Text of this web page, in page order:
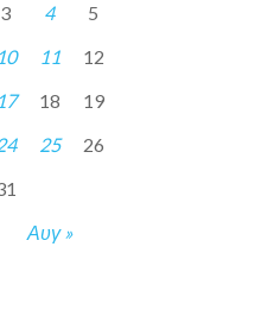
Αυγ »
3 4
5
10 11
12
17 18
19
25
26